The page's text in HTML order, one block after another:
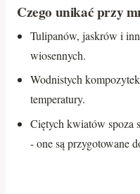
Czego unikać przy
Tulipanów, jaskrów i
wiosennych.
Wodnistych
temperatury.
Ciętych kwiatów spoza
- one są przygotowane